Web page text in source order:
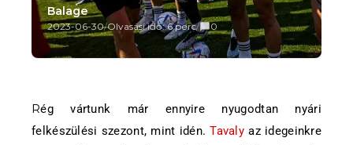
Balage
2023-06-30/Olvasási idő: 6 perc/ 0
Rég vártunk már ennyire nyugodtan nyári
felkészülési szezont, mint idén.Tavaly az idegeinkre